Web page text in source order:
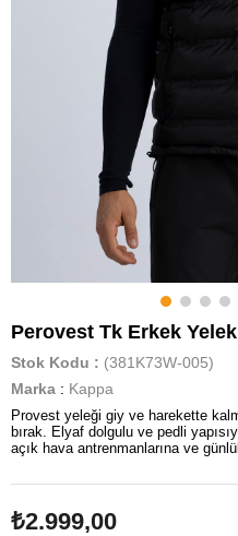
Perovest Tk Erkek Yelek
Stok Kodu
(381K73W-005)
Marka : Kappa
Provest yeleği giy ve harekette
bırak. Elyaf dolgulu ve pedli
açık hava antrenmanlarına ve
₺2.999,00